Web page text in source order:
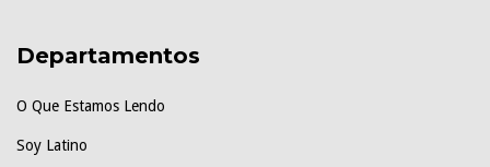
Departamentos
O Que Estamos Lendo
Soy Latino